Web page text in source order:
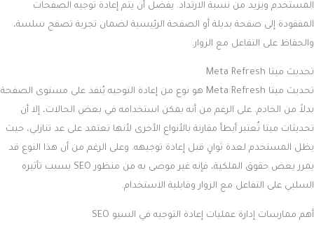
المستخدم ويزيد من نسبة الارتداد. يفضل أن يتم إعادة توجيه الصفحات
المفقودة إلى صفحة بديلة أو الصفحة الرئيسية لضمان تجربة تصفح سلسة،
والحفاظ على التفاعل مع الزوار.
تحديث ميتا Meta Refresh
تحديث ميتا Meta Refresh هو نوع من إعادة التوجيه يُنفذ على مستوى الصفحة
بدلاً من الخادم. على الرغم من أنه يمكن استخدامه في بعض الحالات، إلا أن
تحديثات ميتا تُعتبر أبطأ مقارنة بالأنواع الأخرى لأنها تعتمد على عد تنازلي، حيث
يظل المستخدم لعدة ثوانٍ قبل إعادة توجيهه. وعلى الرغم من أن هذا النوع قد
يمرر بعض حقوق الملكية، فإنه غير موصى به من منظور SEO بسبب تأثيره
السلبي على التفاعل مع الزوار وقابلية الاستخدام.
أهم ممارسات إدارة عمليات إعادة التوجيه في السيو SEO